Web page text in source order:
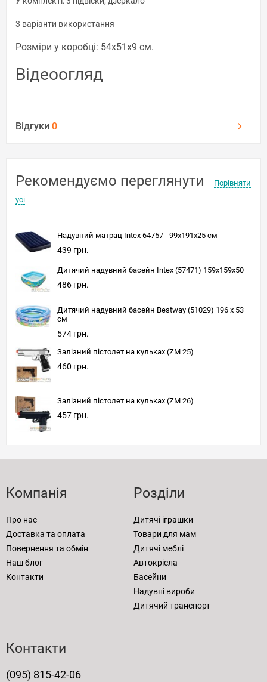
3 варіанти використання
Розміри у коробці: 54х51х9 см.
Відеоогляд
Відгуки 0
Рекомендуємо переглянути
Порівняти
усі
Надувний матрац Intex 64757 - 99х191х25 см
439 грн.
Дитячий надувний басейн Intex (57471) 159x159x50
486 грн.
Дитячий надувний басейн Bestway (51029) 196 х 53
см
574 грн.
Залізний пістолет на кульках (ZM 25)
460 грн.
Залізний пістолет на кульках (ZM 26)
457 грн.
Компанія
Про нас
Доставка та оплата
Повернення та обмін
Наш блог
Контакти
Розділи
Дитячі іграшки
Товари для мам
Дитячі меблі
Автокрісла
Басейни
Надувні вироби
Дитячий транспорт
Контакти
(095) 815-42-06